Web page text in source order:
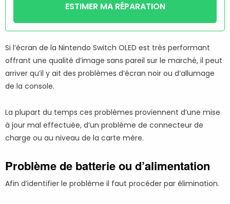
ESTIMER MA RÉPARATION
Si l’écran de la Nintendo Switch OLED est très performant
offrant une qualité d’image sans pareil sur le marché, il peut
arriver qu’il y ait des problèmes d’écran noir ou d’allumage
de la console.
La plupart du temps ces problèmes proviennent d’une mise
à jour mal effectuée, d’un problème de connecteur de
charge ou au niveau de la carte mère.
Problème de batterie ou d’alimentation
Afin d’identifier le problème il faut procéder par élimination.